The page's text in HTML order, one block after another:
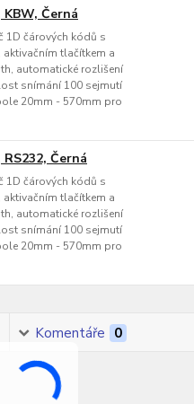
Černá
1D čárových kódů s
tlačítkem a
automatické rozlišení
snímání 100 sejmutí
20mm - 570mm pro
Černá
1D čárových kódů s
tlačítkem a
automatické rozlišení
snímání 100 sejmutí
20mm - 570mm pro
Komentáře 0